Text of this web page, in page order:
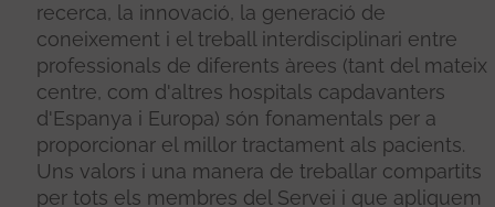
recerca, la innovació, la generació de
coneixement i el treball interdisciplinari entre
professionals de diferents àrees (tant del mateix
centre, com d'altres hospitals capdavanters
d'Espanya i Europa) són fonamentals per a
proporcionar el millor tractament als pacients.
Uns valors i una manera de treballar compartits
per tots els membres del Servei i que apliquem